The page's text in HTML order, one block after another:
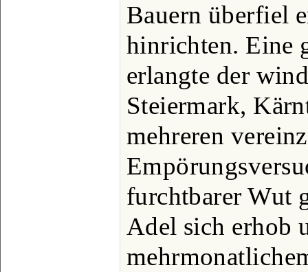
Bauern überfiel
hinrichten. Eine
erlangte der
Steiermark,
mehreren
furchtbarer Wut
Adel sich erhob